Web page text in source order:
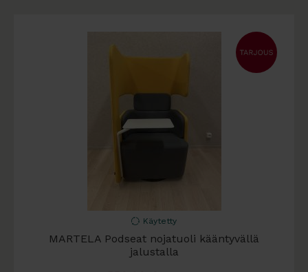
Käytetty
MARTELA Podseat nojatuoli kääntyvällä
jalustalla